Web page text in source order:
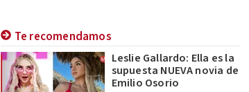
Te recomendamos
Leslie Gallardo: Ella es la
supuesta NUEVA novia de
Emilio Osorio